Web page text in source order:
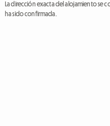
La dirección exacta del alojamiento se
ha sido confirmada.